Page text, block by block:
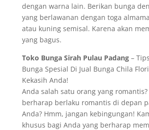
dengan warna lain. Berikan bunga
yang berlawanan dengan toga
atau kuning semisal. Karena akan
yang bagus.
Toko Bunga Sirah Pulau Padang–
Bunga Spesial Di Jual Bunga Chila
Kekasih Anda!
Anda salah satu orang yang romantis?
berharap berlaku romantis di depan
Anda? Hmm, jangan kebingungan!
khusus bagi Anda yang berharap